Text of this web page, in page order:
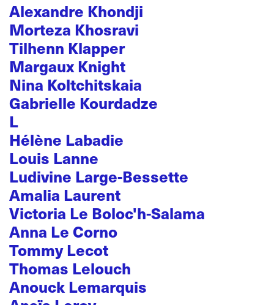
Alexandre Khondji
Morteza Khosravi
Tilhenn Klapper
Margaux Knight
Nina Koltchitskaia
Gabrielle Kourdadze
L
Hélène Labadie
Louis Lanne
Ludivine Large-Bessette
Amalia Laurent
Victoria Le Boloc'h-Salama
Anna Le Corno
Tommy Lecot
Thomas Lelouch
Anouck Lemarquis